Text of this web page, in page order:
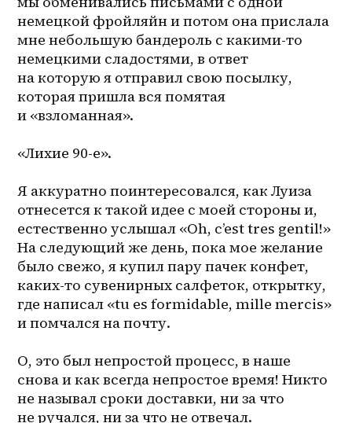
немецкой фройляйн и потом она прислала
мне небольшую бандероль с какими-то
немецкими сладостями, в ответ
на которую я отправил свою посылку,
которая пришла вся помятая
и «взломанная».
«Лихие 90-е».
Я аккуратно поинтересовался, как Луиза
отнесется к такой идее с моей стороны и,
естественно услышал «Oh, c’est tres gentil!»
На следующий же день, пока мое желание
было свежо, я купил пару пачек конфет,
каких-то сувенирных салфеток, открытку,
где написал «tu es formidable, mille mercis»
и помчался на почту.
О, это был непростой процесс, в наше
снова и как всегда непростое время! Никто
не называл сроки доставки, ни за что
не ручался, ни за что не отвечал.